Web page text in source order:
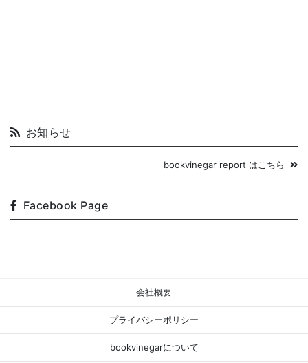
お知らせ
bookvinegar report はこちら
Facebook Page
会社概要
プライバシーポリシー
bookvinegarについて